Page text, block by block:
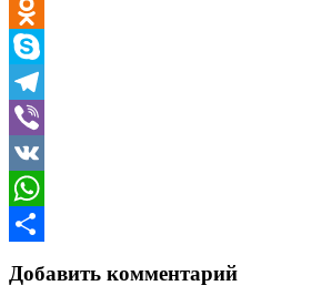
Email
Odnoklassniki
Skype
Telegram
Viber
VK
WhatsApp
Добавить комментарий